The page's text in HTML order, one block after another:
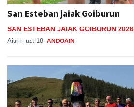
San Esteban jaiak Goiburun
SAN ESTEBAN JAIAK GOIBURUN 2026
Aiurri uzt 18 ANDOAIN